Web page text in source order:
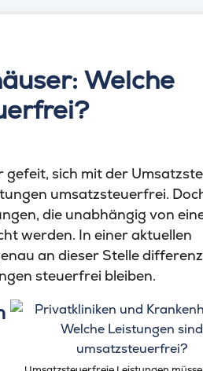
Welche
sich mit der
umsatzsteuerfrei.
die unabhängig von
werden. In einer aktuellen
an dieser Stelle
steuerfrei bleiben.